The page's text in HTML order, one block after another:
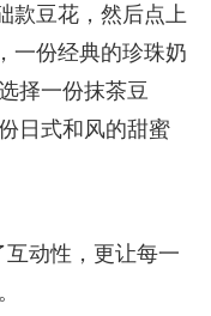
款豆花，然后点上
一份经典的珍珠奶
择一份抹茶豆
日式和风的甜蜜
动性，更让每一